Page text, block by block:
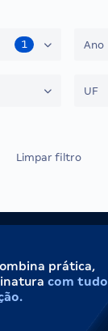
1 Ano
UF
Limpar filtro
prática,
com tudo